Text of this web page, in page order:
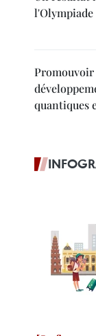
quantiques